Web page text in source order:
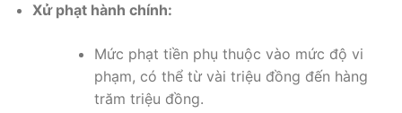
Xử phạt hành chính:
Mức phạt tiền phụ thuộc vào mức độ vi
phạm, có thể từ vài triệu đồng đến hàng
trăm triệu đồng.